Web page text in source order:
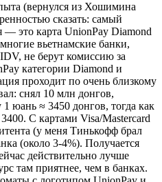
(вернулся из Хошимина
сказать: самый
— это карта UnionPay Diamond
вьетнамские банки,
не берут комиссию за
категории Diamond и
проходит по очень близкому
снял 10 млн донгов,
юань ≈ 3450 донгов, тогда как
С картами Visa/Mastercard
(у меня Тинькофф брал
(около 3-4%). Получается
действительно лучше
там приятнее, чем в банках.